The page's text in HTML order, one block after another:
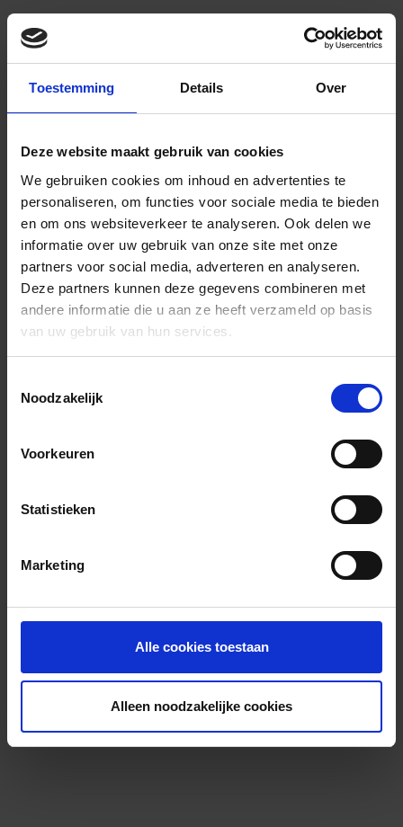
Toestemming Details Over
Deze website maakt gebruik van cookies
We gebruiken cookies om inhoud en advertenties te
personaliseren, om functies voor sociale media te bieden
en om ons websiteverkeer te analyseren. Ook delen we
informatie over uw gebruik van onze site met onze
partners voor social media, adverteren en analyseren.
Deze partners kunnen deze gegevens combineren met
andere informatie die u aan ze heeft verzameld op basis
van uw gebruik van hun services.
Noodzakelijk
Voorkeuren
Statistieken
Marketing
Alle cookies toestaan
Alleen noodzakelijke cookies